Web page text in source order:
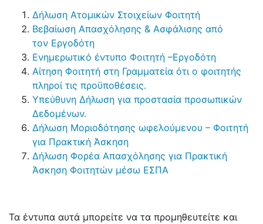
Δήλωση Ατομικών Στοιχείων Φοιτητή
Βεβαίωση Απασχόλησης & Ασφάλισης από
τον Εργοδότη
Ενημερωτικό έντυπο Φοιτητή –Εργοδότη
Αίτηση Φοιτητή στη Γραμματεία ότι ο φοιτητής
πληροί τις προϋποθέσεις.
Υπεύθυνη Δήλωση για προστασία προσωπικών
Δεδομένων.
Δήλωση Μοριοδότησης ωφελούμενου – Φοιτητή
για Πρακτική Άσκηση
Δήλωση Φορέα Απασχόλησης για Πρακτική
Άσκηση Φοιτητών μέσω ΕΣΠΑ
Τα έντυπα αυτά μπορείτε να τα προμηθευτείτε και